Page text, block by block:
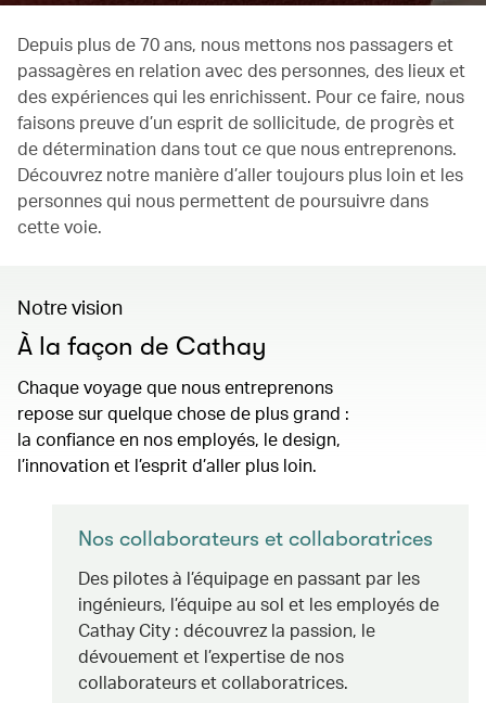
Depuis plus de 70 ans, nous mettons nos passagers et
passagères en relation avec des personnes, des lieux et
des expériences qui les enrichissent. Pour ce faire, nous
faisons preuve d’un esprit de sollicitude, de progrès et
de détermination dans tout ce que nous entreprenons.
Découvrez notre manière d’aller toujours plus loin et les
personnes qui nous permettent de poursuivre dans
cette voie.
Notre vision
À la façon de Cathay
Chaque voyage que nous entreprenons
repose sur quelque chose de plus grand :
la confiance en nos employés, le design,
l’innovation et l’esprit d’aller plus loin.
Nos collaborateurs et collaboratrices
Des pilotes à l’équipage en passant par les
ingénieurs, l’équipe au sol et les employés de
Cathay City : découvrez la passion, le
dévouement et l’expertise de nos
collaborateurs et collaboratrices.